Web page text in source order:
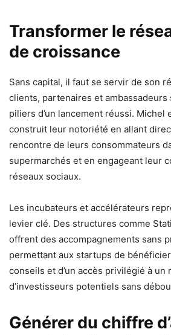
Transformer le
de croissance
Sans capital, il faut se servir de son
clients, partenaires et ambassadeurs
piliers d’un lancement réussi. Michel
construit leur notoriété en allant
rencontre de leurs consommateurs
supermarchés et en engageant leur
réseaux sociaux.
Les incubateurs et accélérateurs
levier clé. Des structures comme
offrent des accompagnements sans
permettant aux startups de
conseils et d’un accès privilégié à un
d’investisseurs potentiels sans
Générer du chiffre